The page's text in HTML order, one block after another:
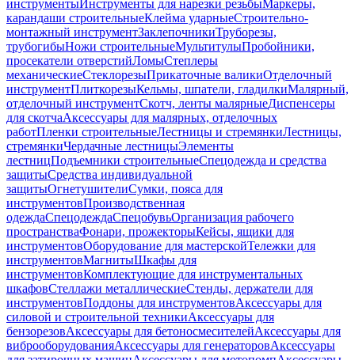
инструментыИнструменты для нарезки резьбыМаркеры,
карандаши строительныеКлейма ударныеСтроительно-
монтажный инструментЗаклепочникиТруборезы,
трубогибыНожи строительныеМультитулыПробойники,
просекатели отверстийЛомыСтеплеры
механическиеСтеклорезыПрикаточные валикиОтделочный
инструментПлиткорезыКельмы, шпатели, гладилкиМалярный,
отделочный инструментСкотч, ленты малярныеДиспенсеры
для скотчаАксессуары для малярных, отделочных
работПленки строительныеЛестницы и стремянкиЛестницы,
стремянкиЧердачные лестницыЭлементы
лестницПодъемники строительныеСпецодежда и средства
защитыСредства индивидуальной
защитыОгнетушителиСумки, пояса для
инструментовПроизводственная
одеждаСпецодеждаСпецобувьОрганизация рабочего
пространстваФонари, прожекторыКейсы, ящики для
инструментовОборудование для мастерскойТележки для
инструментовМагнитыШкафы для
инструментовКомплектующие для инструментальных
шкафовСтеллажи металлическиеСтенды, держатели для
инструментовПоддоны для инструментовАксессуары для
силовой и строительной техникиАксессуары для
бензорезовАксессуары для бетоносмесителейАксессуары для
виброоборудованияАксессуары для генераторовАксессуары